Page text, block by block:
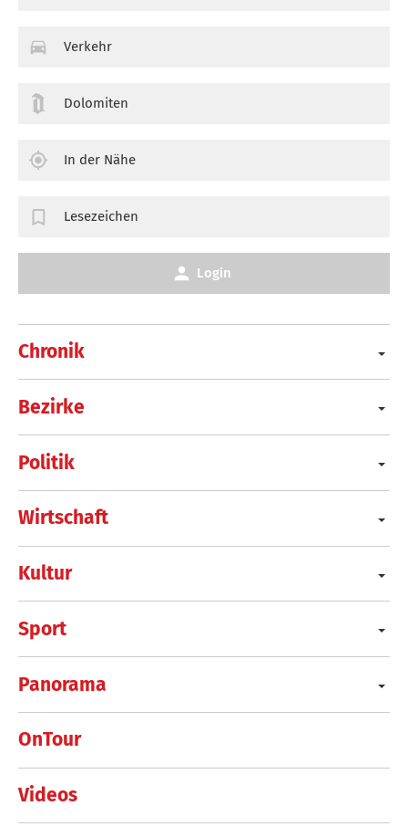
Chronik
Bezirke
Politik
Wirtschaft
Kultur
Sport
Panorama
OnTour
Videos
Verkehr
Dolomiten
In der Nähe
Lesezeichen
Login